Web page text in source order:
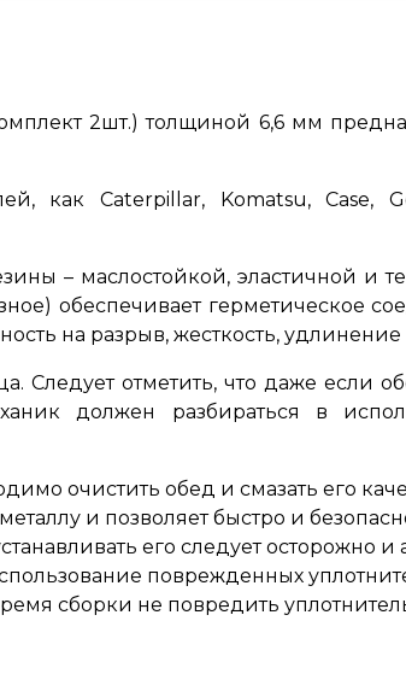
2шт.) толщиной 6,6 мм
как Caterpillar, Komatsu, Case,
– маслостойкой, эластичной и
обеспечивает герметическое
на разрыв, жесткость, удлинение
Следует отметить, что даже если
должен разбираться в
очистить обед и смазать его
и позволяет быстро и
его следует осторожно и
поврежденных
сборки не повредить